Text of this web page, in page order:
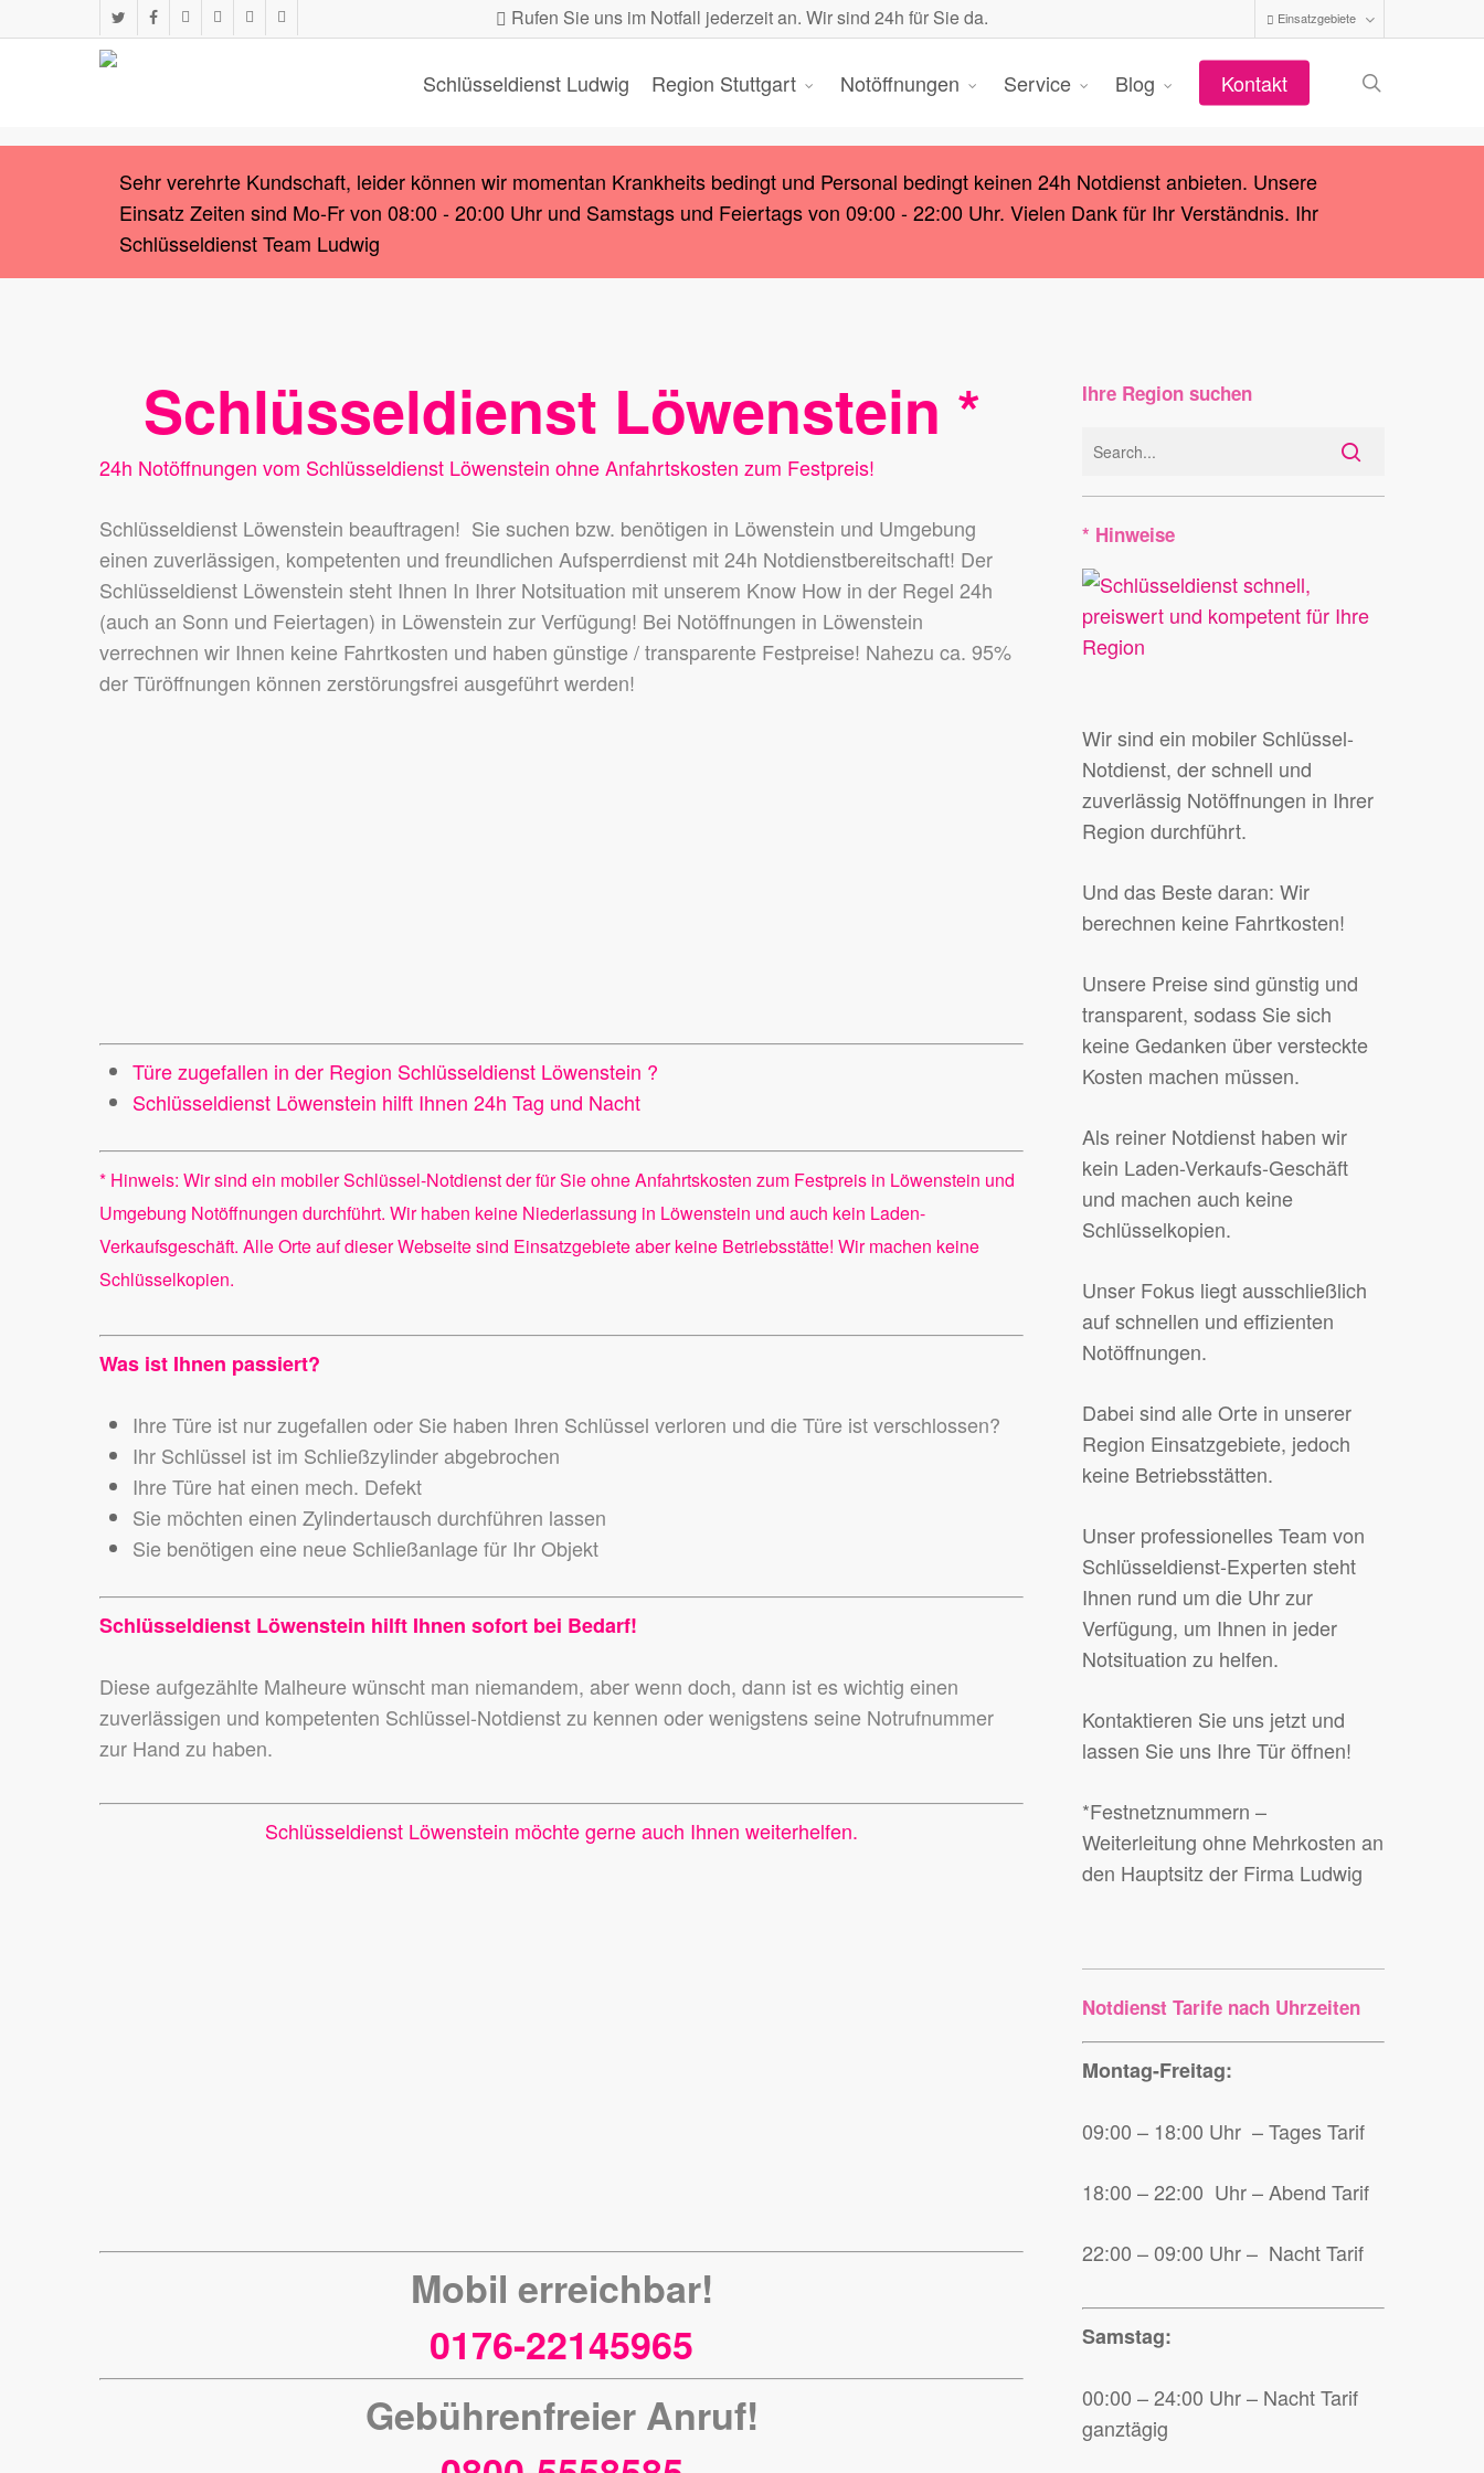
to
twitter facebookinstagramwhatsappphoneemail Rufen Sie uns im Notfall jederzeit an. Wir sind 24h für Sie da. Einsatzgebiete
Schlüsseldienst Ludwig Region Stuttgart Notöffnungen Service Blog Kontakt
Sehr verehrte Kundschaft, leider können wir momentan Krankheits bedingt und Personal bedingt keinen 24h Notdienst anbieten. Unsere
Einsatz Zeiten sind Mo-Fr von 08:00 - 20:00 Uhr und Samstags und Feiertags von 09:00 - 22:00 Uhr. Vielen Dank für Ihr Verständnis. Ihr
Schlüsseldienst Team Ludwig
Schlüsseldienst Löwenstein *
24h Notöffnungen vom Schlüsseldienst Löwenstein ohne Anfahrtskosten zum Festpreis!
Schlüsseldienst Löwenstein beauftragen! Sie suchen bzw. benötigen in Löwenstein und Umgebung
einen zuverlässigen, kompetenten und freundlichen Aufsperrdienst mit 24h Notdienstbereitschaft! Der
Schlüsseldienst Löwenstein steht Ihnen In Ihrer Notsituation mit unserem Know How in der Regel 24h
(auch an Sonn und Feiertagen) in Löwenstein zur Verfügung! Bei Notöffnungen in Löwenstein
verrechnen wir Ihnen keine Fahrtkosten und haben günstige / transparente Festpreise! Nahezu ca. 95%
der Türöffnungen können zerstörungsfrei ausgeführt werden!
Türe zugefallen in der Region Schlüsseldienst Löwenstein ?
Schlüsseldienst Löwenstein hilft Ihnen 24h Tag und Nacht
* Hinweis: Wir sind ein mobiler Schlüssel-Notdienst der für Sie ohne Anfahrtskosten zum Festpreis in Löwenstein und
Umgebung Notöffnungen durchführt. Wir haben keine Niederlassung in Löwenstein und auch kein Laden-
Verkaufsgeschäft. Alle Orte auf dieser Webseite sind Einsatzgebiete aber keine Betriebsstätte! Wir machen keine
Schlüsselkopien.
Was ist Ihnen passiert?
Ihre Türe ist nur zugefallen oder Sie haben Ihren Schlüssel verloren und die Türe ist verschlossen?
Ihr Schlüssel ist im Schließzylinder abgebrochen
Ihre Türe hat einen mech. Defekt
Sie möchten einen Zylindertausch durchführen lassen
Sie benötigen eine neue Schließanlage für Ihr Objekt
Schlüsseldienst Löwenstein hilft Ihnen sofort bei Bedarf!
Diese aufgezählte Malheure wünscht man niemandem, aber wenn doch, dann ist es wichtig einen
zuverlässigen und kompetenten Schlüssel-Notdienst zu kennen oder wenigstens seine Notrufnummer
zur Hand zu haben.
Schlüsseldienst Löwenstein möchte gerne auch Ihnen weiterhelfen.
Mobil erreichbar!
0176-22145965
Gebührenfreier Anruf!
Ihre Region suchen
* Hinweise
Wir sind ein mobiler Schlüssel-
Notdienst, der schnell und
zuverlässig Notöffnungen in Ihrer
Region durchführt.
Und das Beste daran: Wir
berechnen keine Fahrtkosten!
Unsere Preise sind günstig und
transparent, sodass Sie sich
keine Gedanken über versteckte
Kosten machen müssen.
Als reiner Notdienst haben wir
kein Laden-Verkaufs-Geschäft
und machen auch keine
Schlüsselkopien.
Unser Fokus liegt ausschließlich
auf schnellen und effizienten
Notöffnungen.
Dabei sind alle Orte in unserer
Region Einsatzgebiete, jedoch
keine Betriebsstätten.
Unser professionelles Team von
Schlüsseldienst-Experten steht
Ihnen rund um die Uhr zur
Verfügung, um Ihnen in jeder
Notsituation zu helfen.
Kontaktieren Sie uns jetzt und
lassen Sie uns Ihre Tür öffnen!
*Festnetznummern –
Weiterleitung ohne Mehrkosten an
den Hauptsitz der Firma Ludwig
Notdienst Tarife nach Uhrzeiten
Montag-Freitag:
09:00 – 18:00 Uhr – Tages Tarif
18:00 – 22:00 Uhr – Abend Tarif
22:00 – 09:00 Uhr – Nacht Tarif
Samstag:
00:00 – 24:00 Uhr – Nacht Tarif
ganztägig